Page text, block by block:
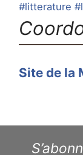
#litterature
Site de la